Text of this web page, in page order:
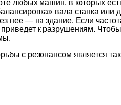
любых машин, в которых
вала станка или
нее — на здание. Если
приведет к разрушениям.
с резонансом является